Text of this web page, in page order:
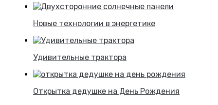
Новые технологии в энергетике
Удивительные трактора
Открытка дедушке на День Рождения